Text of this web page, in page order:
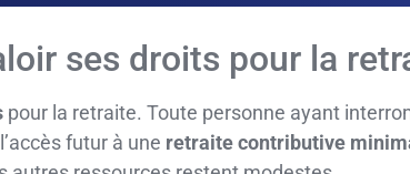
ses droits pour la
pour la retraite. Toute personne ayant
futur à une retraite contributive